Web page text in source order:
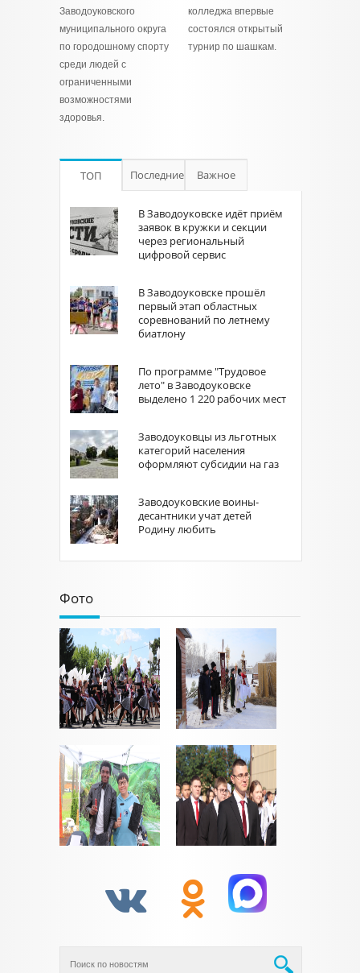
Заводоуковского
муниципального округа
по городошному спорту
среди людей с
ограниченными
возможностями
здоровья.
колледжа впервые
состоялся открытый
турнир по шашкам.
ТОП Последние Важное
В Заводоуковске идёт приём
заявок в кружки и секции
через региональный
цифровой сервис
В Заводоуковске прошёл
первый этап областных
соревнований по летнему
биатлону
По программе "Трудовое
лето" в Заводоуковске
выделено 1 220 рабочих мест
Заводоуковцы из льготных
категорий населения
оформляют субсидии на газ
Заводоуковские воины-
десантники учат детей
Родину любить
Фото